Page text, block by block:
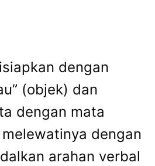
dengan
(objek) dan
dengan mata
dengan
arahan verbal